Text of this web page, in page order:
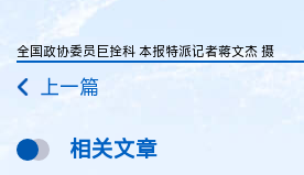
全国政协委员巨拴科 本报特派记者蒋文杰 摄
上一篇
相关文章